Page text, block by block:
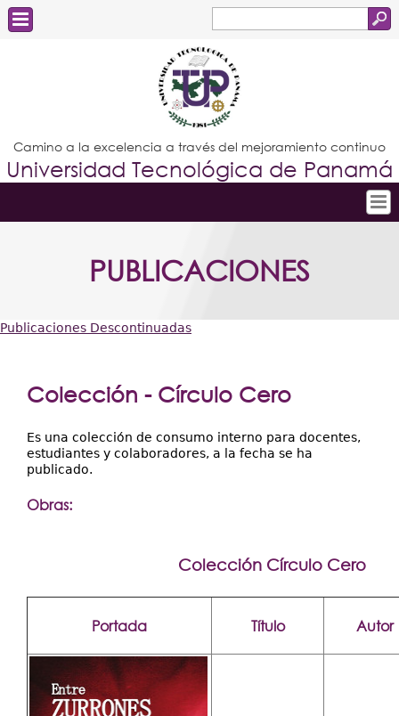
de
búsqueda
Estudiantes
Docentes
Administrativos
Graduados
Camino a la excelencia a través del mejoramiento continuo
Universidad Tecnológica de Panamá
Conoce la UTP
Investigación
Extensión
Facultades
Transparencia
PUBLICACIONES
está
Publicaciones Descontinuadas
Colección - Círculo Cero
Es una colección de consumo interno para docentes,
estudiantes y colaboradores, a la fecha se ha
publicado.
Obras:
Colección Círculo Cero
Portada Título Autor